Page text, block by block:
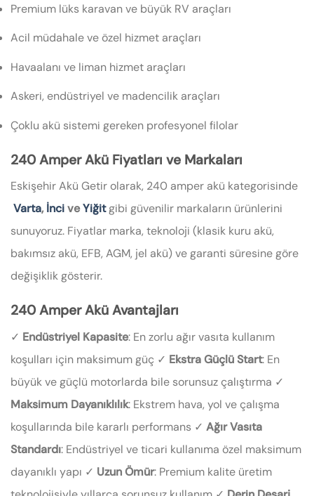
Premium lüks karavan ve büyük RV araçları
Acil müdahale ve özel hizmet araçları
Havaalanı ve liman hizmet araçları
Askeri, endüstriyel ve madencilik araçları
Çoklu akü sistemi gereken profesyonel filolar
240 Amper Akü Fiyatları ve Markaları
Eskişehir Akü Getir olarak, 240 amper akü kategorisinde
Varta, İnciveYiğitgibi güvenilir markaların ürünlerini
sunuyoruz. Fiyatlar marka, teknoloji (klasik kuru akü,
bakımsız akü, EFB, AGM, jel akü) ve garanti süresine göre
değişiklik gösterir.
240 Amper Akü Avantajları
✓ Endüstriyel Kapasite: En zorlu ağır vasıta kullanım
koşulları için maksimum güç ✓ Ekstra Güçlü Start: En
büyük ve güçlü motorlarda bile sorunsuz çalıştırma ✓
Maksimum Dayanıklılık: Ekstrem hava, yol ve çalışma
koşullarında bile kararlı performans ✓ Ağır Vasıta
Standardı: Endüstriyel ve ticari kullanıma özel maksimum
dayanıklı yapı ✓ Uzun Ömür: Premium kalite üretim